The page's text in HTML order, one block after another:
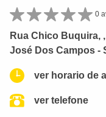
0
Rua Chico Buquira,
José Dos Campos -
ver horario de
ver telefone